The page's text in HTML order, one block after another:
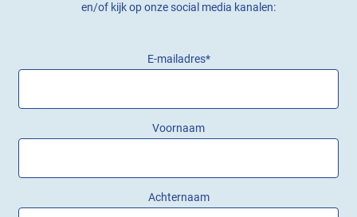
en/of kijk op onze social media kanalen:
E-mailadres*
Voornaam
Achternaam